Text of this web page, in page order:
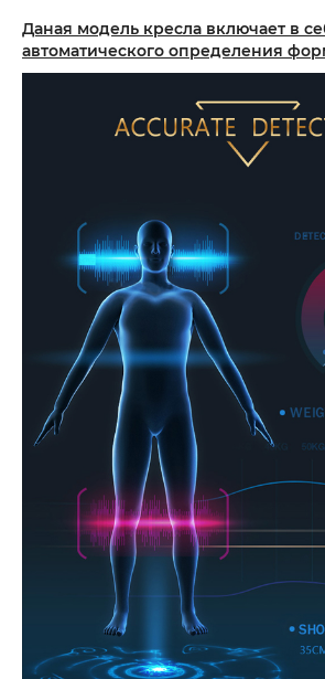
Даная модель кресла включает в
автоматического определения